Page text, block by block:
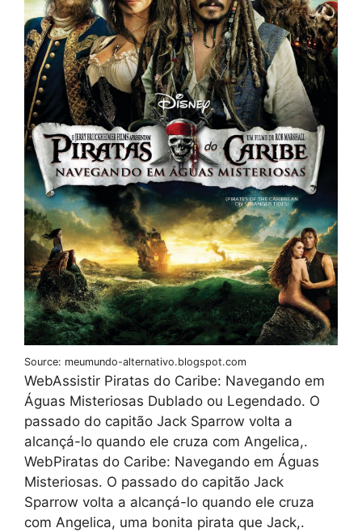
Source: meumundo-alternativo.blogspot.com
WebAssistir Piratas do Caribe: Navegando em
Águas Misteriosas Dublado ou Legendado. O
passado do capitão Jack Sparrow volta a
alcançá-lo quando ele cruza com Angelica,.
WebPiratas do Caribe: Navegando em Águas
Misteriosas. O passado do capitão Jack
Sparrow volta a alcançá-lo quando ele cruza
com Angelica, uma bonita pirata que Jack,.